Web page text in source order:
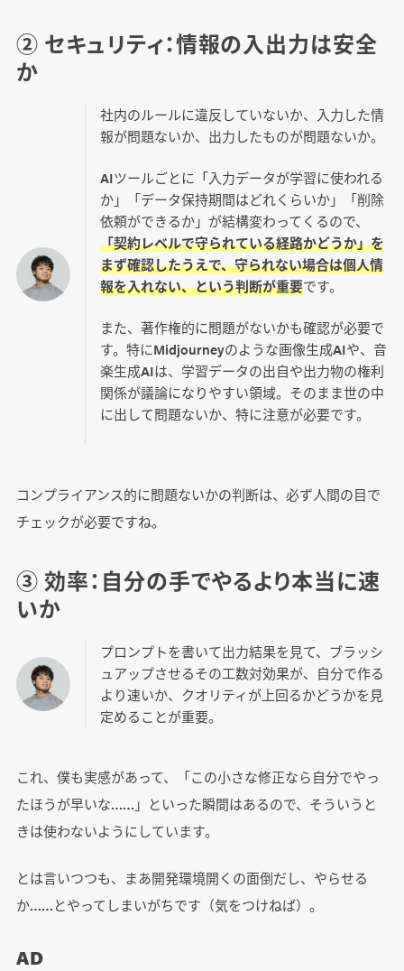
② セキュリティ：情報の入出力は安全
か
社内のルールに違反していないか、入力した情
報が問題ないか、出力したものが問題ないか。
AIツールごとに「入力データが学習に使われる
か」「データ保持期間はどれくらいか」「削除
依頼ができるか」が結構変わってくるので、
「契約レベルで守られている経路かどうか」を
まず確認したうえで、守られない場合は個人情
報を入れない、という判断が重要です。
また、著作権的に問題がないかも確認が必要で
す。特にMidjourneyのような画像生成AIや、音
楽生成AIは、学習データの出自や出力物の権利
関係が議論になりやすい領域。そのまま世の中
に出して問題ないか、特に注意が必要です。
コンプライアンス的に問題ないかの判断は、必ず人間の目で
チェックが必要ですね。
③ 効率：自分の手でやるより本当に速
いか
プロンプトを書いて出力結果を見て、ブラッシ
ュアップさせるその工数対効果が、自分で作る
より速いか、クオリティが上回るかどうかを見
定めることが重要。
これ、僕も実感があって、「この小さな修正なら自分でやっ
たほうが早いな……」といった瞬間はあるので、そういうと
きは使わないようにしています。
とは言いつつも、まあ開発環境開くの面倒だし、やらせる
か……とやってしまいがちです（気をつけねば）。
AD